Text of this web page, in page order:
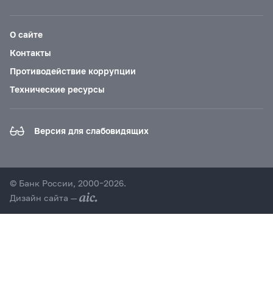
О сайте
Контакты
Противодействие коррупции
Технические ресурсы
Версия для слабовидящих
© Банк России, 2000–2026.
Дизайн сайта —